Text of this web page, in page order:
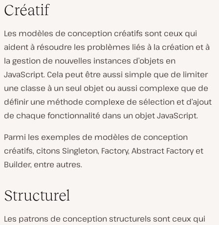
Créatif
Les modèles de conception créatifs sont ceux qui
aident à résoudre les problèmes liés à la création et à
la gestion de nouvelles instances d’objets en
JavaScript. Cela peut être aussi simple que de limiter
une classe à un seul objet ou aussi complexe que de
définir une méthode complexe de sélection et d’ajout
de chaque fonctionnalité dans un objet JavaScript.
Parmi les exemples de modèles de conception
créatifs, citons Singleton, Factory, Abstract Factory et
Builder, entre autres.
Structurel
Les patrons de conception structurels sont ceux qui